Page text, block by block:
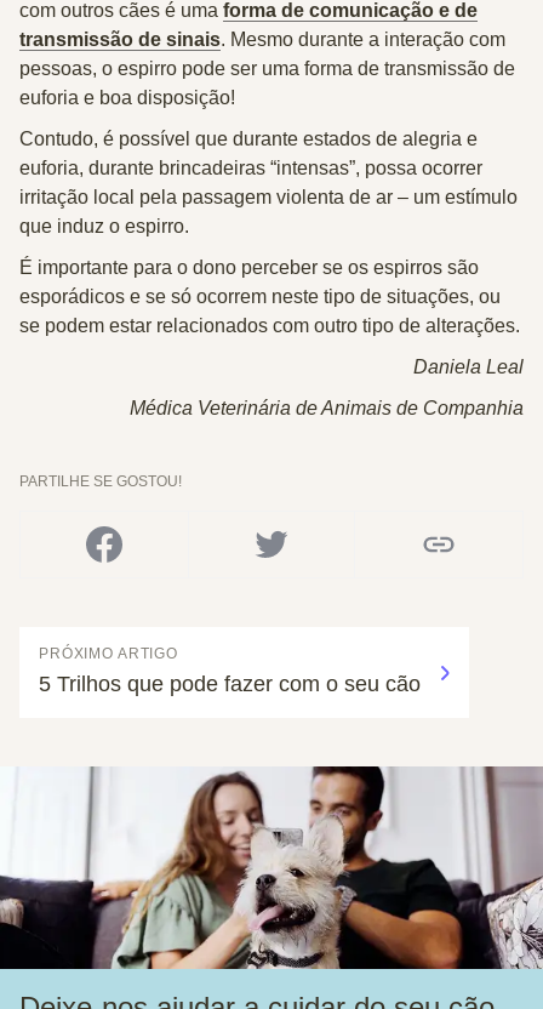
com outros cães é uma forma de comunicação e de
transmissão de sinais. Mesmo durante a interação com
pessoas, o espirro pode ser uma forma de transmissão de
euforia e boa disposição!
Contudo, é possível que durante estados de alegria e
euforia, durante brincadeiras “intensas”, possa ocorrer
irritação local pela passagem violenta de ar – um estímulo
que induz o espirro.
É importante para o dono perceber se os espirros são
esporádicos e se só ocorrem neste tipo de situações, ou
se podem estar relacionados com outro tipo de alterações.
Daniela Leal
Médica Veterinária de Animais de Companhia
PARTILHE SE GOSTOU!
PRÓXIMO ARTIGO
5 Trilhos que pode fazer com o seu cão